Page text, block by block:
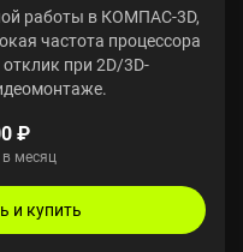
работы в КОМПАС-3D,
частота процессора
при 2D/3D-
₽
месяц
и купить